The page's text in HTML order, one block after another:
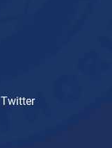
Twitter